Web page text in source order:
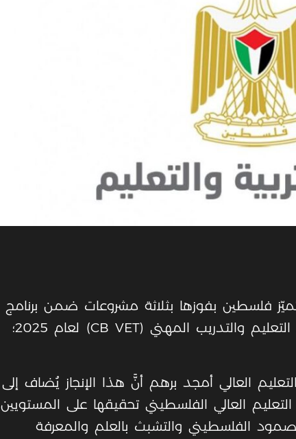
تميّز فلسطين بفوزها بثلاثة مشروعات ضمن برنامج
والتدريب المهني (CB VET)
لعام 2025؛
العالي أمجد برهم أنَّ هذا الإنجاز يُضاف إلى
العالي الفلسطيني تحقيقها على المستويين
الفلسطيني والتشبث بالعلم والمعرفة